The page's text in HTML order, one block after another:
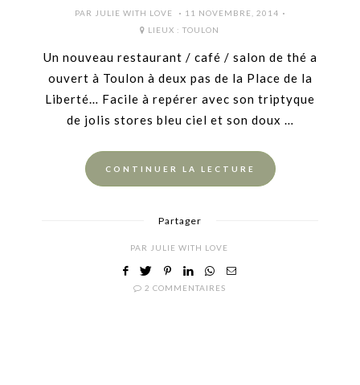
PAR JULIE WITH LOVE
POSTED
ON
11 NOVEMBRE, 2014
LIEUX : TOULON
Un nouveau restaurant / café / salon de thé a
ouvert à Toulon à deux pas de la Place de la
Liberté… Facile à repérer avec son triptyque
de jolis stores bleu ciel et son doux …
CONTINUER LA LECTURE
Partager
PAR JULIE WITH LOVE
2 COMMENTAIRES